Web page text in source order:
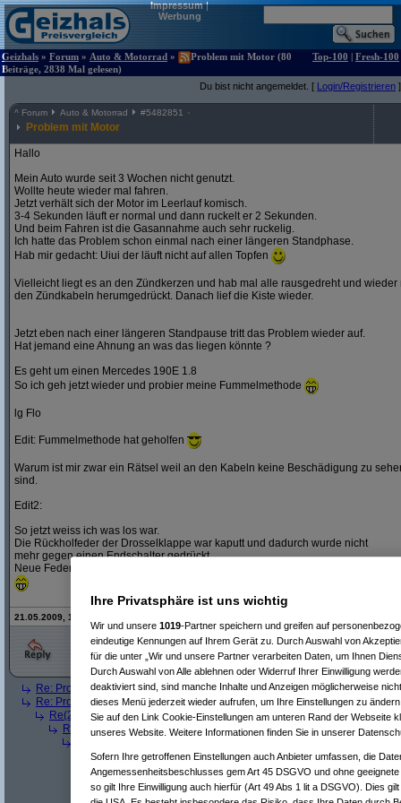
Impressum|
Werbung
Geizhals » Forum » Auto & Motorrad »
Problem mit Motor (80
Beiträge, 2838 Mal gelesen)
Top-100 | Fresh-100
Du bist nicht angemeldet. [ Login/Registrieren ]
^ Forum Auto & Motorrad #5482851
Problem mit Motor
Hallo
Mein Auto wurde seit 3 Wochen nicht genutzt.
Wollte heute wieder mal fahren.
Jetzt verhält sich der Motor im Leerlauf komisch.
3-4 Sekunden läuft er normal und dann ruckelt er 2 Sekunden.
Und beim Fahren ist die Gasannahme auch sehr ruckelig.
Ich hatte das Problem schon einmal nach einer längeren Standphase.
Hab mir gedacht: Uiui der läuft nicht auf allen Topfen
Vielleicht liegt es an den Zündkerzen und hab mal alle rausgedreht und
den Zündkabeln herumgedrückt. Danach lief die Kiste wieder.
Jetzt eben nach einer längeren Standpause tritt das Problem wieder auf.
Hat jemand eine Ahnung an was das liegen könnte ?
Es geht um einen Mercedes 190E 1.8
So ich geh jetzt wieder und probier meine Fummelmethode
lg Flo
Edit: Fummelmethode hat geholfen
Warum ist mir zwar ein Rätsel weil an den Kabeln keine Beschädigung zu
sind.
Edit2:
So jetzt weiss ich was los war.
Die Rückholfeder der Drosselklappe war kaputt und dadurch wurde nicht
mehr gegen einen Endschalter gedrückt.
Neue Feder rein -> Jetzt passts wieder
21.05.2009, 13:09 Uhr - Editiert von
Re: Problem mit Motor(Thunderam 15.05.2009, 12:09:52)
Re: Problem mit Motor(Geri_65am 15.05.2009, 12:55:02)
Re(2): Problem mit Motor(robottiam 15.05.2009, 15:02:43)
Re(3): Problem mit Motor(Geri_65am 15.05.2009, 15:46:43)
Re(5): Problem mit Motor(Geri_65am 15.05.2009, 16:21:30)
Re(6): Problem mit Motor (robottiam 15.05.2009, 20:45:49)
Re(7): Problem mit Motor(Geri_65am 15.05.2009,
Re(8): Problem mit Motor
robotti
am 15.05.2009,
Ihre Privatsphäre ist uns wichtig
Wir und unsere 1019-Partner speichern und greifen auf
eindeutige Kennungen auf Ihrem Gerät zu. Durch Auswahl von
für die unter „Wir und unsere Partner verarbeiten Daten, um Ihnen
Durch Auswahl von Alle ablehnen oder Widerruf Ihrer Einwilligung
deaktiviert sind, sind manche Inhalte und Anzeigen möglicherweise
dieses Menü jederzeit wieder aufrufen, um Ihre Einstellungen zu
Sie auf den Link Cookie-Einstellungen am unteren Rand der Webseite
unseres Website. Weitere Informationen finden Sie in unserer
Sofern Ihre getroffenen Einstellungen auch Anbieter umfassen, die
Angemessenheitsbeschlusses gem Art 45 DSGVO und ohne
so gilt Ihre Einwilligung auch hierfür (Art 49 Abs 1 lit a DSGVO). Dies